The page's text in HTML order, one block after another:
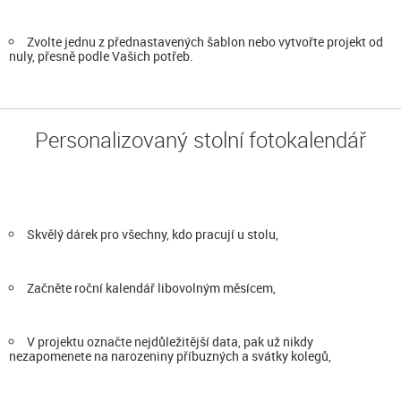
Zvolte jednu z přednastavených šablon nebo vytvořte projekt od
nuly, přesně podle Vašich potřeb.
Personalizovaný stolní fotokalendář
Skvělý dárek pro všechny, kdo pracují u stolu,
Začněte roční kalendář libovolným měsícem,
V projektu označte nejdůležitější data, pak už nikdy
nezapomenete na narozeniny příbuzných a svátky kolegů,